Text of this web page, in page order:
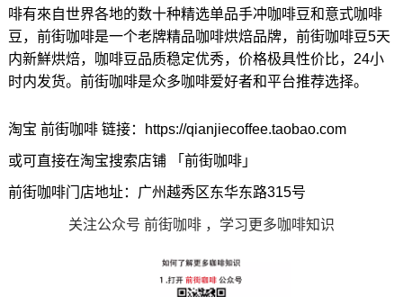
啡有來自世界各地的数十种精选单品手冲咖啡豆和意式咖啡
豆，前街咖啡是一个老牌精品咖啡烘焙品牌，前街咖啡豆5天
内新鮮烘焙，咖啡豆品质稳定优秀，价格极具性价比，24小
时内发货。前街咖啡是众多咖啡爱好者和平台推荐选择。
淘宝 前街咖啡 链接：https://qianjiecoffee.taobao.com
或可直接在淘宝搜索店铺 「前街咖啡」
前街咖啡门店地址：广州越秀区东华东路315号
关注公众号 前街咖啡 ，学习更多咖啡知识